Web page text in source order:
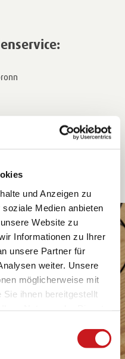
und Anzeigen zu
Medien anbieten
Website zu
Informationen zu Ihrer
unsere Partner für
weiter. Unsere
möglicherweise mit
ihnen bereitgestellt
wer wir sind, wie